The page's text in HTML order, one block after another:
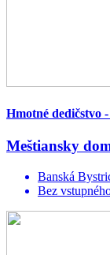
Hmotné dedičstvo
Meštiansky
Banská
Bez